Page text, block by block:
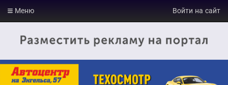
Войти на сайт
Меню